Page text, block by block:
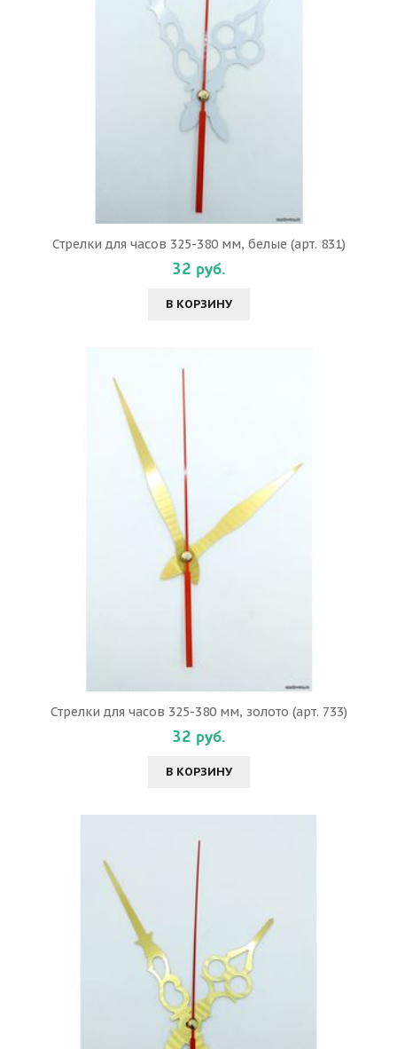
Стрелки для часов 325-380 мм, белые (арт. 831)
32 руб.
В КОРЗИНУ
Стрелки для часов 325-380 мм, золото (арт. 733)
32 руб.
В КОРЗИНУ